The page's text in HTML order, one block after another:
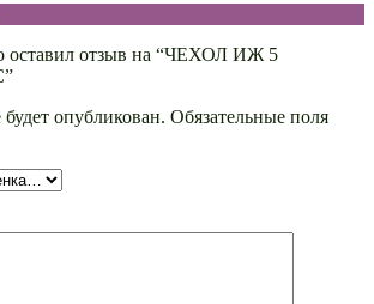
оставил отзыв на “ЧЕХОЛ ИЖ 5
опубликован. Обязательные поля